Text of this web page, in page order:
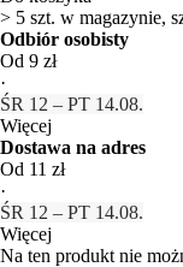
> 5 szt. w magazynie,
Odbiór osobisty
Od 9 zł
·
ŚR 12 – PT 14.08.
Więcej
Dostawa na adres
Od 11 zł
·
ŚR 12 – PT 14.08.
Więcej
Na ten produkt nie